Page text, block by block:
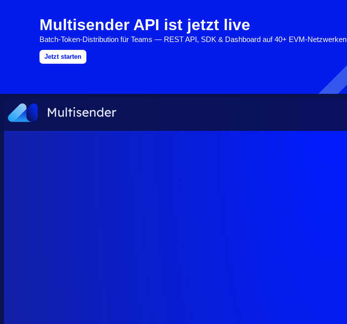
Multisender API ist jetzt live
Batch-Token-Distribution für Teams — REST API, SDK & Dashboard auf 40+ EVM-Netzwerken
Jetzt starten